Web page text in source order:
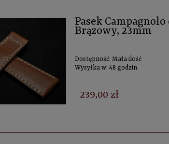
Pasek
Brązowy, 23mm
Dostępność: Mała ilość
Wysyłka w: 48 godzin
239,00 zł